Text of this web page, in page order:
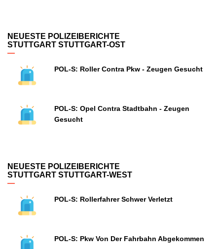
NEUESTE POLIZEIBERICHTE
STUTTGART STUTTGART-OST
POL-S: Roller Contra Pkw - Zeugen Gesucht
POL-S: Opel Contra Stadtbahn - Zeugen
Gesucht
NEUESTE POLIZEIBERICHTE
STUTTGART STUTTGART-WEST
POL-S: Rollerfahrer Schwer Verletzt
POL-S: Pkw Von Der Fahrbahn Abgekommen